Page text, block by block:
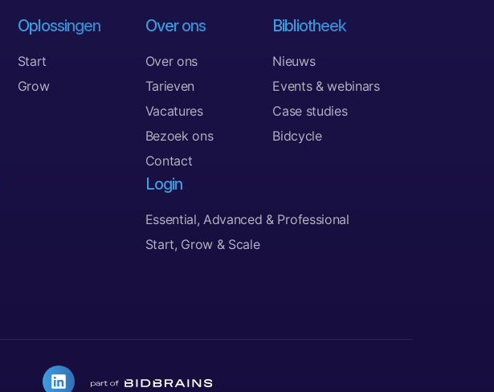
Oplossingen
Start
Grow
Over ons
Over ons
Tarieven
Vacatures
Bezoek ons
Contact
Bibliotheek
Nieuws
Events & webinars
Case studies
Bidcycle
Login
Essential, Advanced & Professional
Start, Grow & Scale